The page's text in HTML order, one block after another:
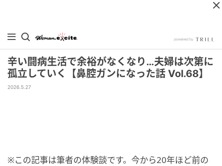
辛い闘病生活で余裕がなくなり…夫婦は次第に
孤立していく【鼻腔ガンになった話 Vol.68】
2026.5.27
※この記事は筆者の体験談です。今から20年ほど前の